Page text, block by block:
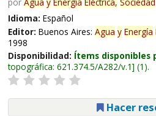
Idioma: Español
Editor: Buenos Aires: Agua y Energía
1998
Disponibilidad: Ítems disponibles
topográfica: 621.374.5/A282/v.1 (1).
Hacer